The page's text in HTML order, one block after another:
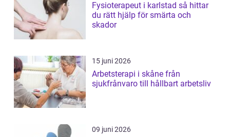
Fysioterapeut i karlstad så hittar
du rätt hjälp för smärta och
skador
15 juni 2026
Arbetsterapi i skåne från
sjukfrånvaro till hållbart arbetsliv
09 juni 2026